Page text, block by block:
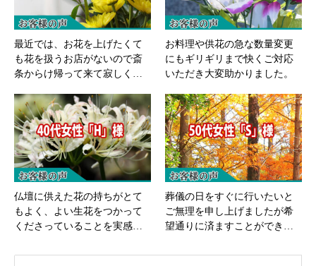
最近では、お花を上げたくて
も花を扱うお店がないので斎
条からけ帰って来て寂しく…
お料理や供花の急な数量変更
にもギリギリまで快くご対応
いただき大変助かりました。
仏壇に供えた花の持ちがとて
もよく、よい生花をつかって
くださっていることを実感…
葬儀の日をすぐに行いたいと
ご無理を申し上げましたが希
望通りに済ますことができ…